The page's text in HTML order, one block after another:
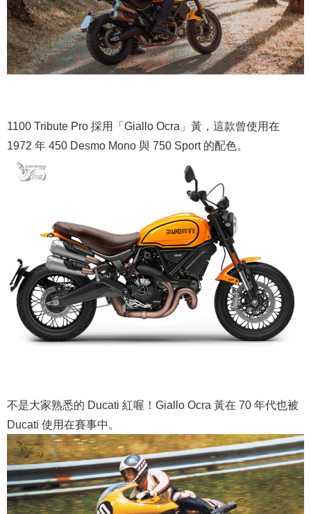
1100 Tribute Pro 採用「Giallo Ocra」黃，這款曾使用在
1972 年 450 Desmo Mono 與 750 Sport 的配色。
不是大家熟悉的 Ducati 紅喔！Giallo Ocra 黃在 70 年代也被
Ducati 使用在賽事中。